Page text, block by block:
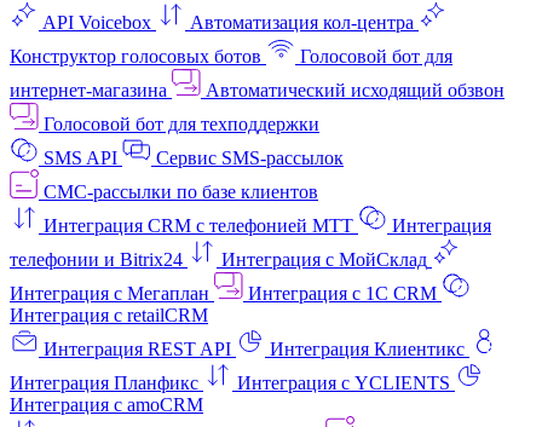
API Voicebox
Автоматизация кол‑центра
Конструктор голосовых ботов
Голосовой бот для
интернет‑магазина
Автоматический исходящий обзвон
Голосовой бот для техподдержки
SMS API
Сервис SMS-рассылок
СМС-рассылки по базе клиентов
Интеграция CRM с телефонией МТТ
Интеграция
телефонии и Bitrix24
Интеграция с МойСклад
Интеграция с Мегаплан
Интеграция с 1C CRM
Интеграция с retailCRM
Интеграция REST API
Интеграция Клиентикс
Интеграция Планфикс
Интеграция с YCLIENTS
Интеграция с amoCRM